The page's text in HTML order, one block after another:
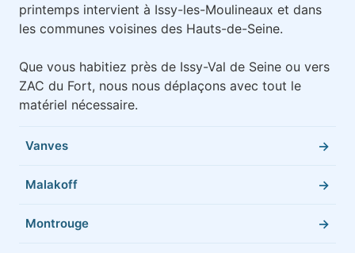
printemps intervient à Issy-les-Moulineaux et dans
les communes voisines des Hauts-de-Seine.
Que vous habitiez près de Issy-Val de Seine ou vers
ZAC du Fort, nous nous déplaçons avec tout le
matériel nécessaire.
Vanves
Malakoff
Montrouge